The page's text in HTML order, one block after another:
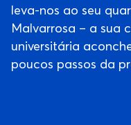
leva-nos ao seu
Malvarrosa – a sua
universitária
poucos passos da